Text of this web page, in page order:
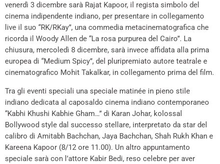
venerdì 3 dicembre sarà Rajat Kapoor, il regista simbolo del
cinema indipendente indiano, per presentare in collegamento
live il suo “RK/RKay”, una commedia metacinematografica che
ricorda il Woody Allen de “La rosa purpurea del Cairo”. La
chiusura, mercoledì 8 dicembre, sarà invece affidata alla prima
europea di “Medium Spicy”, del pluripremiato autore teatrale e
cinematografico Mohit Takalkar, in collegamento prima del film.
Tra gli eventi speciali una speciale matinée in pieno stile
indiano dedicata al caposaldo cinema indiano contemporaneo
“Kabhi Khushi Kabhie Gham…” di Karan Johar, kolossal
Bollywood style dal successo stellare, interpretato da star del
calibro di Amitabh Bachchan, Jaya Bachchan, Shah Rukh Khan e
Kareena Kapoor (8/12 ore 11.00). Un altro appuntamento
speciale sarà con l’attore Kabir Bedi, reso celebre per aver